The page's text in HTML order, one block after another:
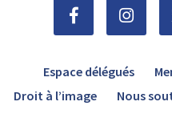
Espace délégués
Droit à l’image
Nous